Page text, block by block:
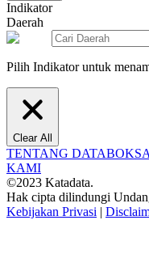
Indikator
Daerah
Pilih Indikator untuk
Clear All
TENTANG DATABOKS
KAMI
©2023 Katadata.
Hak cipta dilindungi
Kebijakan Privasi |